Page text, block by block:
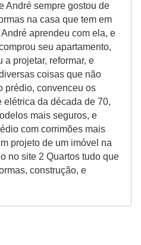
André sempre gostou de
na casa que tem em
André aprendeu com ela, e
seu apartamento,
a projetar, reformar, e
coisas que não
prédio, convenceu os
elétrica da década de 70,
mais seguros, e
com corrimões mais
projeto de um imóvel na
no site 2 Quartos tudo que
construção, e